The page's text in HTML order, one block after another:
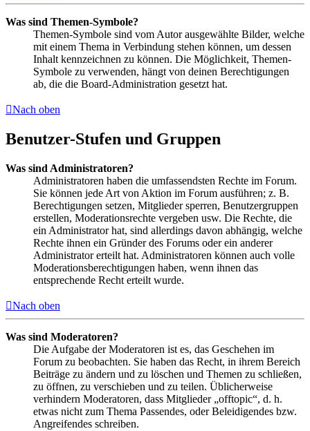
Was sind Themen-Symbole?
Themen-Symbole sind vom Autor ausgewählte Bilder, welche
mit einem Thema in Verbindung stehen können, um dessen
Inhalt kennzeichnen zu können. Die Möglichkeit, Themen-
Symbole zu verwenden, hängt von deinen Berechtigungen
ab, die die Board-Administration gesetzt hat.
Nach oben
Benutzer-Stufen und Gruppen
Was sind Administratoren?
Administratoren haben die umfassendsten Rechte im Forum.
Sie können jede Art von Aktion im Forum ausführen; z. B.
Berechtigungen setzen, Mitglieder sperren, Benutzergruppen
erstellen, Moderationsrechte vergeben usw. Die Rechte, die
ein Administrator hat, sind allerdings davon abhängig, welche
Rechte ihnen ein Gründer des Forums oder ein anderer
Administrator erteilt hat. Administratoren können auch volle
Moderationsberechtigungen haben, wenn ihnen das
entsprechende Recht erteilt wurde.
Nach oben
Was sind Moderatoren?
Die Aufgabe der Moderatoren ist es, das Geschehen im
Forum zu beobachten. Sie haben das Recht, in ihrem Bereich
Beiträge zu ändern und zu löschen und Themen zu schließen,
zu öffnen, zu verschieben und zu teilen. Üblicherweise
verhindern Moderatoren, dass Mitglieder „offtopic“, d. h.
etwas nicht zum Thema Passendes, oder Beleidigendes bzw.
Angreifendes schreiben.